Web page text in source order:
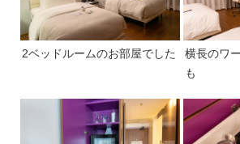
2ベッドルームのお部屋でした
横長のワ
も